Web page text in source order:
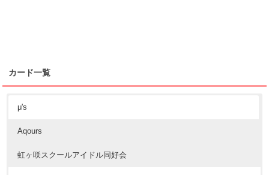
カード一覧
μ's
Aqours
虹ヶ咲スクールアイドル同好会